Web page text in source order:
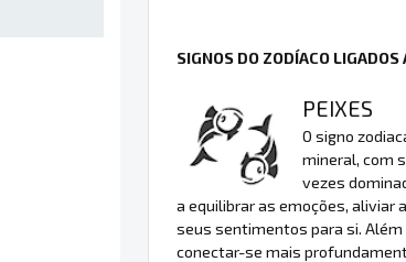
SIGNOS DO ZODÍACO
PEIXES
O signo
mineral, com
vezes
a equilibrar as emoções, aliviar
seus sentimentos para si.
conectar-se mais